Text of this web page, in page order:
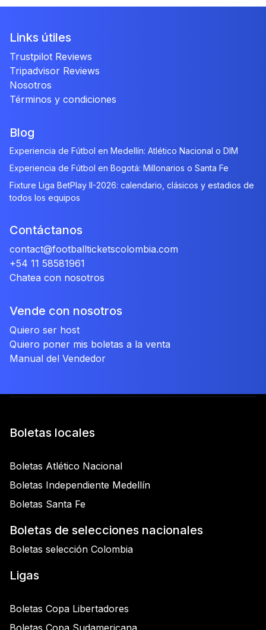
Links útiles
Trustpilot Reviews
Tripadvisor Reviews
Nosotros
Términos y condiciones
Blog
Experiencia de Fútbol en Medellín: Atlético Nacional o DIM
Experiencia de Fútbol en Bogotá: Millonarios o Santa Fe
Fixture Liga BetPlay II-2026: calendario, clásicos y estadios de
todos los equipos
Contáctanos
contact@footballticketscolombia.com
+54 11 58581961
Chatea con nosotros
Vende con nosotros
Quiero ser host
Quiero poner mis boletas a la venta
Manual del Vendedor
Boletas locales
Boletas Atlético Nacional
Boletas Independiente Medellín
Boletas Santa Fe
Boletas de selecciones nacionales
Boletas selección Colombia
Ligas
Boletas Copa Libertadores
Boletas Copa Sudamericana